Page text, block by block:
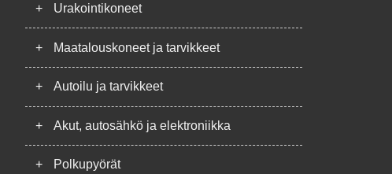
+ Urakointikoneet
+ Maatalouskoneet ja tarvikkeet
+ Autoilu ja tarvikkeet
+ Akut, autosähkö ja elektroniikka
+ Polkupyörät